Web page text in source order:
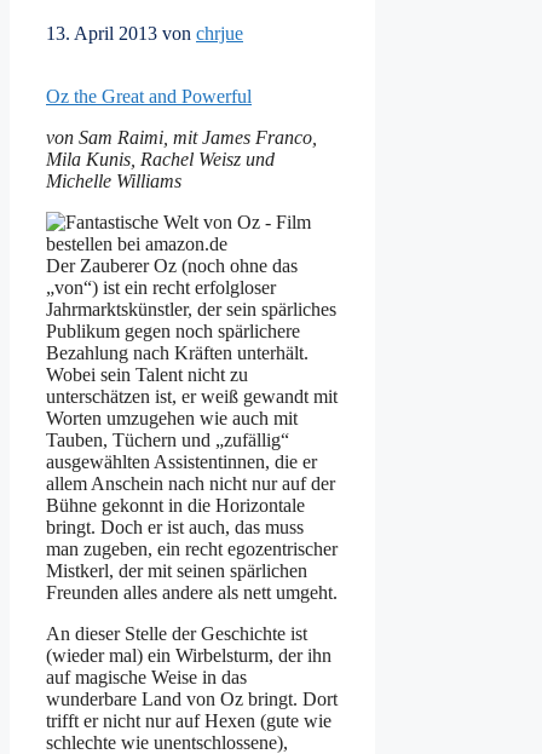
13. April 2013 von chrjue
Oz the Great and Powerful
von Sam Raimi, mit James Franco,
Mila Kunis, Rachel Weisz und
Michelle Williams
Der Zauberer Oz (noch ohne das
„von“) ist ein recht erfolgloser
Jahrmarktskünstler, der sein spärliches
Publikum gegen noch spärlichere
Bezahlung nach Kräften unterhält.
Wobei sein Talent nicht zu
unterschätzen ist, er weiß gewandt mit
Worten umzugehen wie auch mit
Tauben, Tüchern und „zufällig“
ausgewählten Assistentinnen, die er
allem Anschein nach nicht nur auf der
Bühne gekonnt in die Horizontale
bringt. Doch er ist auch, das muss
man zugeben, ein recht egozentrischer
Mistkerl, der mit seinen spärlichen
Freunden alles andere als nett umgeht.
An dieser Stelle der Geschichte ist
(wieder mal) ein Wirbelsturm, der ihn
auf magische Weise in das
wunderbare Land von Oz bringt. Dort
trifft er nicht nur auf Hexen (gute wie
schlechte wie unentschlossene),